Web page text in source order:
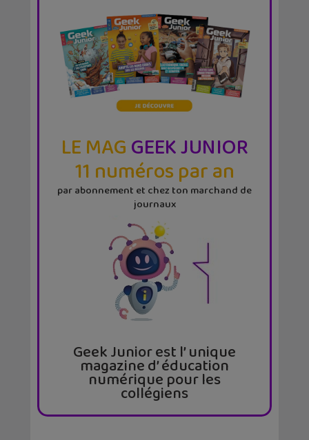
LE MAGGEEK JUNIOR
11 numéros par an
par abonnement et chez ton marchand de
journaux
Geek Junior est l’ unique
magazine d’ éducation
numérique pour les
collégiens